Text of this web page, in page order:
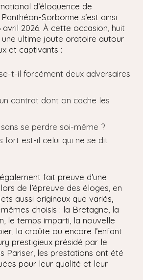
d’éloquence de
Panthéon-Sorbonne s’est ainsi
avril 2026. À cette occasion, huit
ultime joute oratoire autour
et captivants :
t-il forcément deux adversaires
contrat dont on cache les
se perdre soi-même ?
fort est-il celui qui ne se dit
fait preuve d’une
de l’épreuve des éloges, en
aussi originaux que variés,
choisis : la Bretagne, la
le temps imparti, la nouvelle
la croûte ou encore l’enfant
prestigieux présidé par le
Pariser, les prestations ont été
pour leur qualité et leur